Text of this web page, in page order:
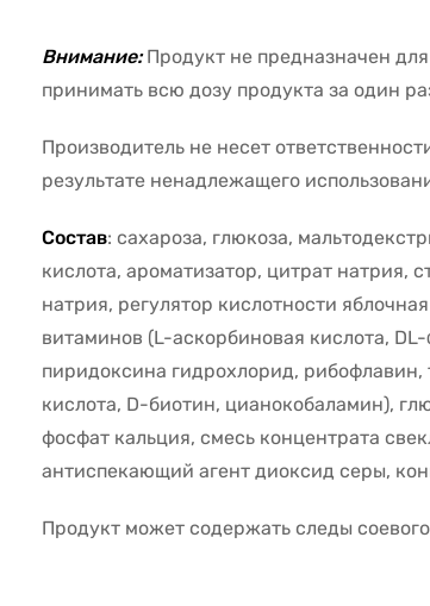
Внимание:Продукт не предназначен
принимать всю дозу продукта за один
Производитель не несет
результате ненадлежащего
Состав: сахароза, глюкоза,
кислота, ароматизатор, цитрат натрия,
натрия, регулятор кислотности
витаминов (L-аскорбиновая кислота,
пиридоксина гидрохлорид,
кислота, D-биотин, цианокобаламин),
фосфат кальция, смесь концентрата
антиспекающий агент диоксид серы,
Продукт может содержать следы